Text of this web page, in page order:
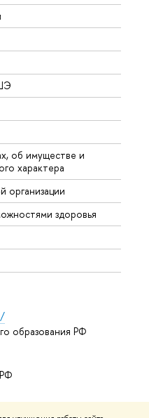
об имуществе и
характера
организации
здоровья
образования РФ